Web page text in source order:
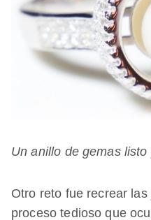
Un anillo de gemas
Otro reto fue recrear
proceso tedioso que